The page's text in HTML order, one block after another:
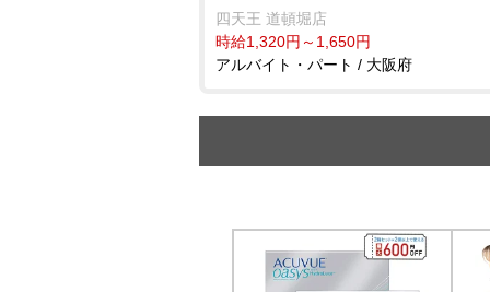
四天王 道頓堀店
時給1,320円～1,650円
アルバイト・パート / 大阪府